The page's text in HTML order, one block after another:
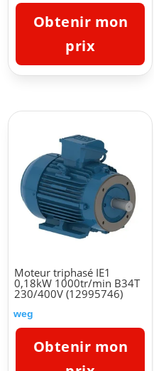
Obtenir mon
prix
Moteur triphasé IE1
0,18kW 1000tr/min B34T
230/400V (12995746)
weg
Obtenir mon